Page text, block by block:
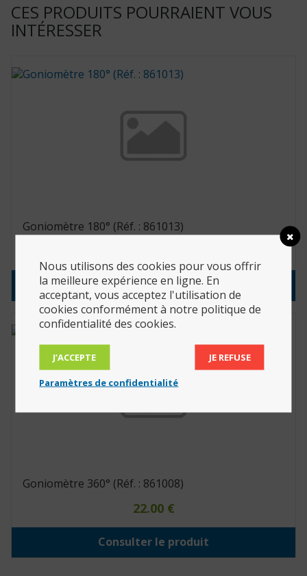
CES PRODUITS POURRAIENT VOUS
INTÉRESSER
Goniomètre 180° (Réf. : 861013)
Consulter le produit
Goniomètre 360° (Réf. : 861008)
22.00 €
Consulter le produit
Nous utilisons des cookies pour vous offrir
la meilleure expérience en ligne. En
acceptant, vous acceptez l'utilisation de
cookies conformément à notre politique de
confidentialité des cookies.
J’ACCEPTE JE REFUSE
Paramètres de confidentialité